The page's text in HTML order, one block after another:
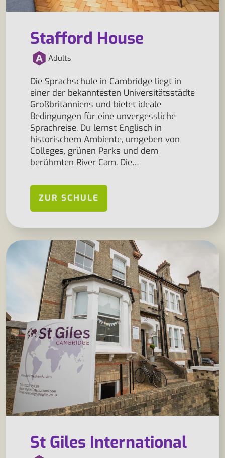
Stafford House
Adults
Die Sprachschule in Cambridge liegt in
einer der bekanntesten Universitätsstädte
Großbritanniens und bietet ideale
Bedingungen für eine unvergessliche
Sprachreise. Du lernst Englisch in
historischem Ambiente, umgeben von
Colleges, grünen Parks und dem
berühmten River Cam. Die…
ZUR SCHULE
St Giles International